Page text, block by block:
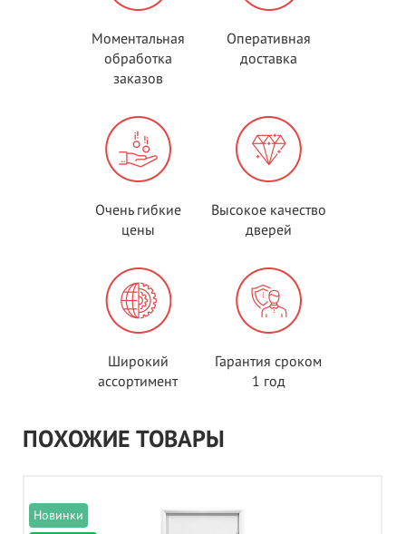
Моментальная
обработка
заказов
Оперативная
доставка
Очень гибкие
цены
Высокое качество
дверей
Широкий
ассортимент
Гарантия сроком
1 год
ПОХОЖИЕ ТОВАРЫ